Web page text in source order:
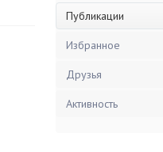
Публикации
Избранное
Друзья
Активность